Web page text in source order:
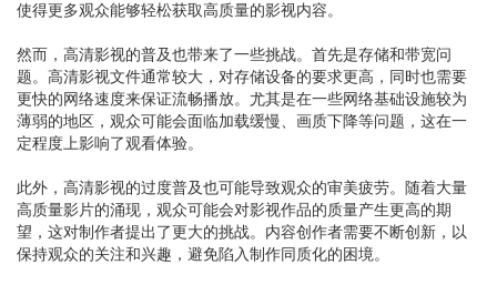
使得更多观众能够轻松获取高质量的影视内容。
然而，高清影视的普及也带来了一些挑战。首先是存储和带宽问
题。高清影视文件通常较大，对存储设备的要求更高，同时也需要
更快的网络速度来保证流畅播放。尤其是在一些网络基础设施较为
薄弱的地区，观众可能会面临加载缓慢、画质下降等问题，这在一
定程度上影响了观看体验。
此外，高清影视的过度普及也可能导致观众的审美疲劳。随着大量
高质量影片的涌现，观众可能会对影视作品的质量产生更高的期
望，这对制作者提出了更大的挑战。内容创作者需要不断创新，以
保持观众的关注和兴趣，避免陷入制作同质化的困境。